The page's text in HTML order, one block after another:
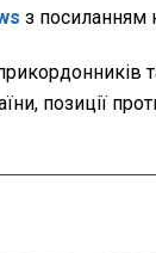
з посиланням
позиції